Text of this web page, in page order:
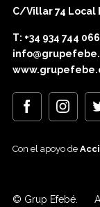
C/Villar 74 Local
T: +34 934 744 066
Con el apoyo de
© Grup Efebé.